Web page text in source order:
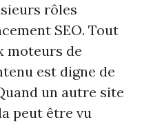
rôles
SEO. Tout
moteurs de
est digne de
un autre site
peut être vu